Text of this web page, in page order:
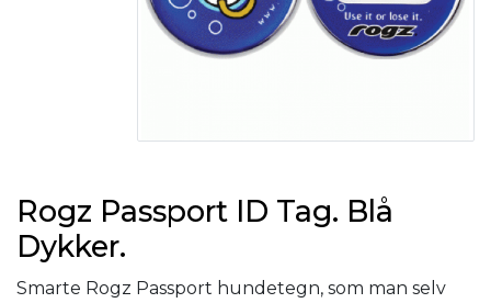
Rogz Passport ID Tag. Blå
Dykker.
Smarte Rogz Passport hundetegn, som man selv